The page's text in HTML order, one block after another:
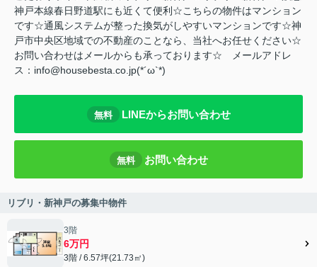
神戸本線春日野道駅にも近くて便利☆こちらの物件はマンション
です☆通風システムが整った換気がしやすいマンションです☆神
戸市中央区地域での不動産のことなら、当社へお任せください☆
お問い合わせはメールからも承っております☆ メールアドレ
ス：info@housebesta.co.jp(*´ω`*)
無料 LINEからお問い合わせ
無料 お問い合わせ
リブリ・新神戸の募集中物件
3階
6万円
3階 / 6.57坪(21.73㎡)